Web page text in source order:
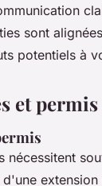
sont
potentiels à
et
nécessitent